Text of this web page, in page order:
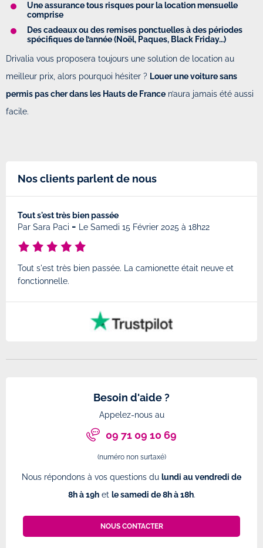
Une assurance tous risques pour la location mensuelle
comprise
Des cadeaux ou des remises ponctuelles à des périodes
spécifiques de l’année (Noël, Paques, Black Friday…)
Drivalia vous proposera toujours une solution de location au
meilleur prix, alors pourquoi hésiter ? Louer une voiture sans
permis pas cher dans les Hauts de France n’aura jamais été aussi
facile.
Nos clients parlent de nous
Tout s'est très bien passée
Par Sara Paci - Le Samedi 15 Février 2025 à 18h22
Tout s'est très bien passée. La camionette était neuve et
fonctionnelle.
Besoin d'aide ?
Appelez-nous au
09 71 09 10 69
(numéro non surtaxé)
Nous répondons à vos questions du lundi au vendredi de
8h à 19het le samedi de 8h à 18h.
NOUS CONTACTER